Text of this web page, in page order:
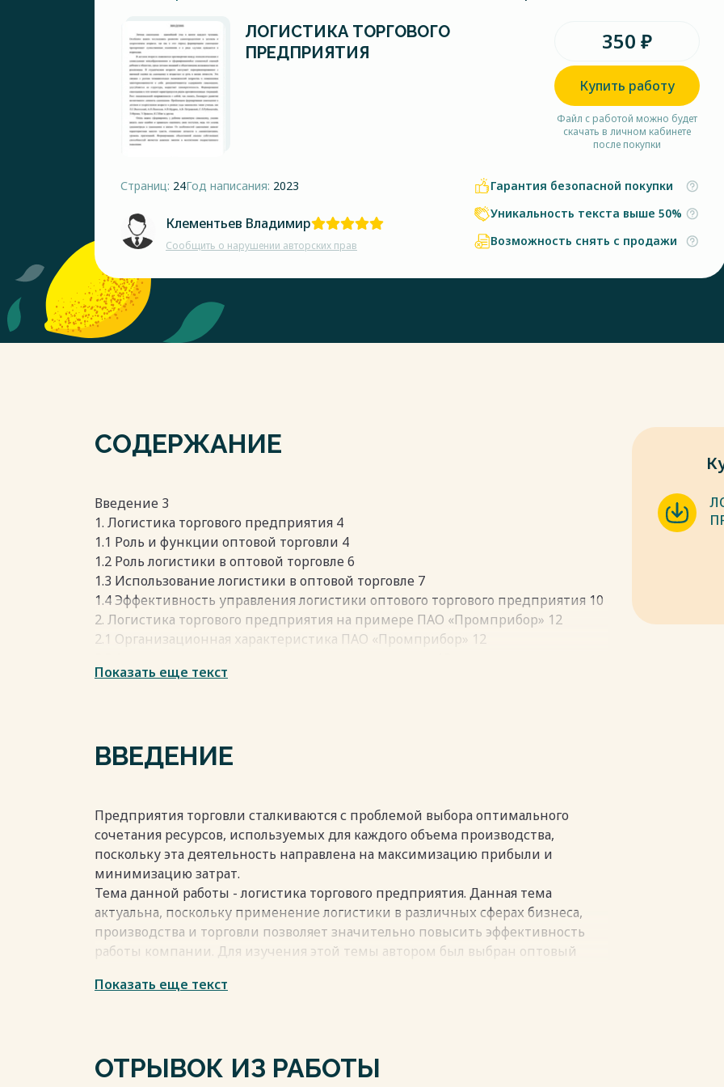
ЛОГИСТИКА ТОРГОВОГО
ПРЕДПРИЯТИЯ
350 ₽
Купить работу
Файл с работой можно будет
скачать в личном кабинете
после покупки
Страниц: 24Год написания: 2023
Клементьев Владимир
Сообщить о нарушении авторских прав
Гарантия безопасной покупки
Уникальность текста выше 50%
Возможность снять с продажи
СОДЕРЖАНИЕ
Введение 3
1. Логистика торгового предприятия 4
1.1 Роль и функции оптовой торговли 4
1.2 Роль логистики в оптовой торговле 6
1.3 Использование логистики в оптовой торговле 7
1.4 Эффективность управления логистики оптового торгового предприятия 10
2. Логистика торгового предприятия на примере ПАО «Промприбор» 12
2.1 Организационная характеристика ПАО «Промприбор» 12
в ПАО «Промприбор» 13
Список использованной литературы 24
Весь текст будет доступенпосле покупки
Показать еще текст
ВВЕДЕНИЕ
Предприятия торговли сталкиваются с проблемой выбора оптимального
сочетания ресурсов, используемых для каждого объема производства,
поскольку эта деятельность направлена на максимизацию прибыли и
минимизацию затрат.
Тема данной работы - логистика торгового предприятия. Данная тема
актуальна, поскольку применение логистики в различных сферах бизнеса,
производства и торговли позволяет значительно повысить эффективность
работы компании. Для изучения этой темы автором был выбран оптовый
Логистика является важным инструментом для снижения затрат и
Задачи работы:
Показать еще текст
ОТРЫВОК ИЗ РАБОТЫ